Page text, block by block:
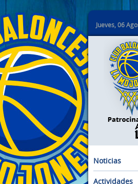
Jueves, 06
Noticias
Actividades